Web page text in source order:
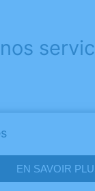
EN SAVOIR